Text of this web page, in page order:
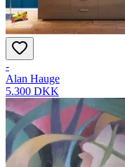
-
Alan Hauge
5.300 DKK